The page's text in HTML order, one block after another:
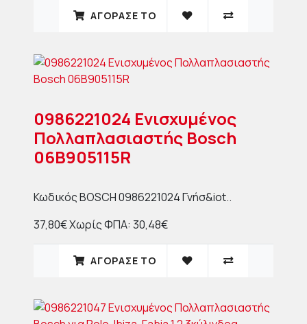
ΑΓΟΡΑΣΈ ΤΟ
0986221024 Ενισχυμένος
Πολλαπλασιαστής Bosch
06B905115R
Κωδικός BOSCH 0986221024 Γνήσ&iot..
37,80€Χωρίς ΦΠΑ: 30,48€
ΑΓΟΡΑΣΈ ΤΟ